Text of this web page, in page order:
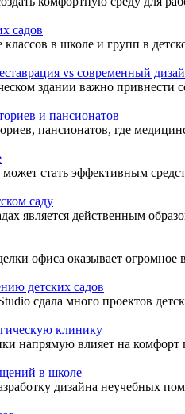
садов
в школе и групп в
vs современный
здании важно привнести
и пансионатов
пансионатов, где
стать эффективным
саду
является действенным
офиса оказывает
детских садов
сдала много проектов
клинику
напрямую влияет на
в школе
дизайна неучебных